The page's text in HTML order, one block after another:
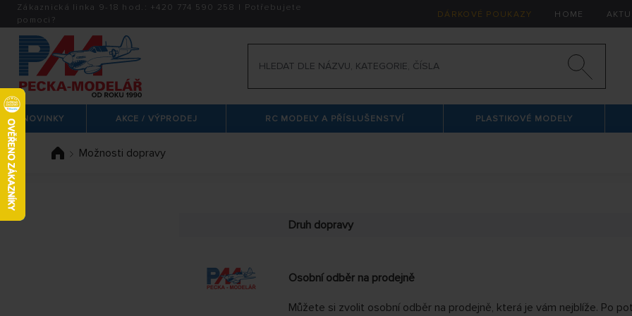
Zákaznická linka 9-18 hod.: +420 774 590 258 | Potřebujete
pomoci?
DÁRKOVÉ POUKAZY HOME
NOVINKY AKCE / VÝPRODEJ RC MODELY A PŘÍSLUŠENSTVÍ PLASTIKOVÉ MODELY
Možnosti dopravy
Druh dopravy
Osobní odběr na prodejně
Můžete si zvolit osobní odběr na prodejně, která je vám nejblíže. Po